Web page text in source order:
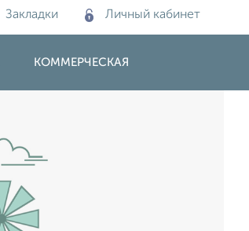
Закладки Личный кабинет
КОММЕРЧЕСКАЯ